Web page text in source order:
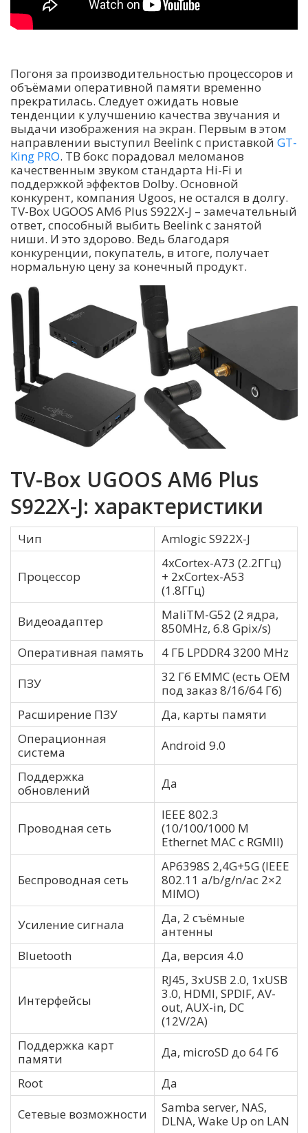
Погоня за производительностью процессоров и
объёмами оперативной памяти временно
прекратилась. Следует ожидать новые
тенденции к улучшению качества звучания и
выдачи изображения на экран. Первым в этом
направлении выступил Beelink с приставкой GT-
King PRO. ТВ бокс порадовал меломанов
качественным звуком стандарта Hi-Fi и
поддержкой эффектов Dolby. Основной
конкурент, компания Ugoos, не остался в долгу.
TV-Box UGOOS AM6 Plus S922X-J – замечательный
ответ, способный выбить Beelink с занятой
ниши. И это здорово. Ведь благодаря
конкуренции, покупатель, в итоге, получает
нормальную цену за конечный продукт.
TV-Box UGOOS AM6 Plus
S922X-J: характеристики
Чип Amlogic S922X-J
Процессор
4хCortex-A73 (2.2ГГц)
+ 2хCortex-A53
(1.8ГГц)
Видеоадаптер
MaliTM-G52 (2 ядра,
850MHz, 6.8 Gpix/s)
Оперативная память
4 ГБ LPDDR4 3200 MHz
ПЗУ
32 Гб EMMC (есть ОЕМ
под заказ 8/16/64 Гб)
Расширение ПЗУ
Да, карты памяти
Операционная
система
Android 9.0
Поддержка
обновлений
Да
Проводная сеть
IEEE 802.3
(10/100/1000 M
Ethernet MAC с RGMII)
Беспроводная сеть
AP6398S 2,4G+5G (IEEE
802.11 a/b/g/n/ac 2×2
MIMO)
Усиление сигнала
Да, 2 съёмные
антенны
Bluetooth
Да, версия 4.0
Интерфейсы
RJ45, 3xUSB 2.0, 1xUSB
3.0, HDMI, SPDIF, AV-
out, AUX-in, DC
(12V/2A)
Поддержка карт
памяти
Да, microSD до 64 Гб
Root
Да
Сетевые возможности
Samba server, NAS,
DLNA, Wake Up on LAN